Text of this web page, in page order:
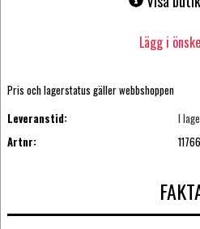
Lägg i
Pris och lagerstatus gäller webbshoppen
Leveranstid:
I
Artnr: